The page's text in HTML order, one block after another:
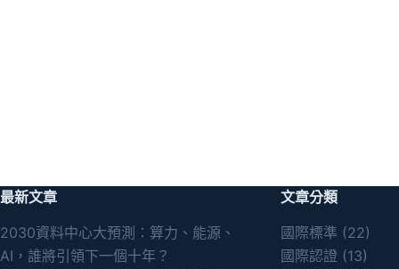
最新文章
2030資料中心大預測：算力、能源、
AI，誰將引領下一個十年？
文章分類
國際標準 (22)
國際認證(13)